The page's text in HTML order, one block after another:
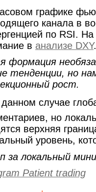
графике
канала в
по RSI.
в анализе DXY.
формация
тенденции, но
рост.
случае
но
верхняя
уровень,
за локальный
Patient trading